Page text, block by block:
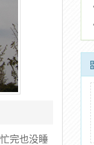
完也没睡